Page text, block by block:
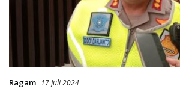
Ragam 17 Juli 2024